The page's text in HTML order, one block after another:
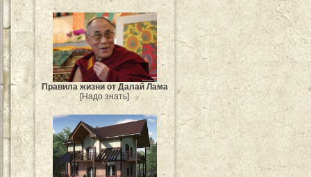
Правила жизни от Далай Лама
[Надо знать]